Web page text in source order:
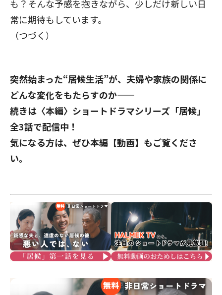
も？そんな予感を抱きながら、少しだけ新しい日
常に期待もしています。
（つづく）
突然始まった“居候生活”が、夫婦や家族の関係に
どんな変化をもたらすのか――
続きは 〈本編〉ショートドラマシリーズ「居候」
全3話で配信中！
気になる方は、ぜひ本編【動画】もご覧くださ
い。